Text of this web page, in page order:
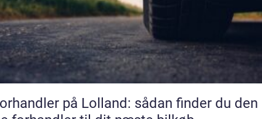
på Lolland: sådan finder du den